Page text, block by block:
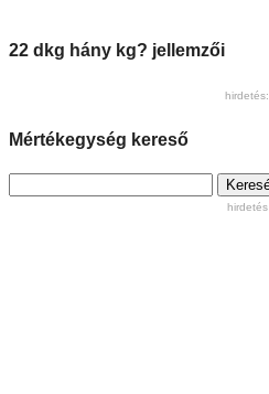
22 dkg hány kg? jellemzői
hirdetés:
Mértékegység kereső
hirdetés